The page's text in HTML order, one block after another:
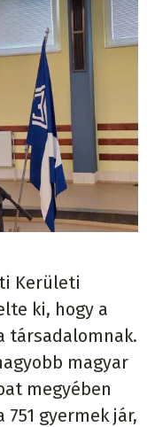
Kerületi
ki, hogy a
társadalomnak.
magyar
megyében
gyermek jár,